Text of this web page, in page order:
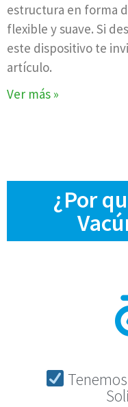
estructura en forma
flexible y suave. Si
este dispositivo te
artículo.
Ver más »
¿Por